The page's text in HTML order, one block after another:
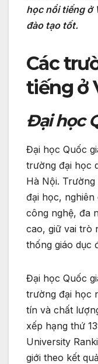
học nổi tiếng ở
đào tạo tốt.
Các
tiếng ở
Đại học
Đại học Quốc
trường đại học
Hà Nội.
đại học,
công nghệ, đa
cao, giữ vai trò
thống giáo dục
Đại học Quốc
trường đại học
tín và chất
xếp hạng thứ
University
giới theo kết